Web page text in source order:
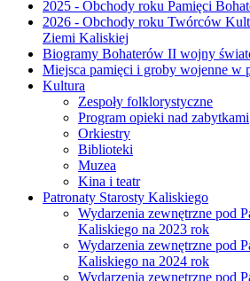
2025 - Obchody roku Pamięci
2026 - Obchody roku Twórców
Ziemi Kaliskiej
Biogramy Bohaterów II wojny
Miejsca pamięci i groby wojenne w
Kultura
Zespoły folklorystyczne
Program opieki nad zabytkami
Orkiestry
Biblioteki
Muzea
Kina i teatr
Patronaty Starosty Kaliskiego
Wydarzenia zewnętrzne pod
Kaliskiego na 2023 rok
Wydarzenia zewnętrzne pod
Kaliskiego na 2024 rok
Wydarzenia zewnętrzne pod